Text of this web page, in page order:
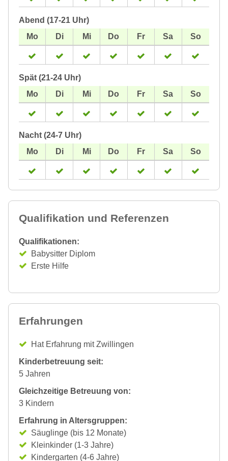
Abend (17-21 Uhr)
Spät (21-24 Uhr)
Nacht (24-7 Uhr)
Qualifikation und Referenzen
Qualifikationen:
Babysitter Diplom
Erste Hilfe
Erfahrungen
Hat Erfahrung mit Zwillingen
Kinderbetreuung seit:
5 Jahren
Gleichzeitige Betreuung von:
3 Kindern
Erfahrung in Altersgruppen:
Säuglinge (bis 12 Monate)
Kleinkinder (1-3 Jahre)
Kindergarten (4-6 Jahre)